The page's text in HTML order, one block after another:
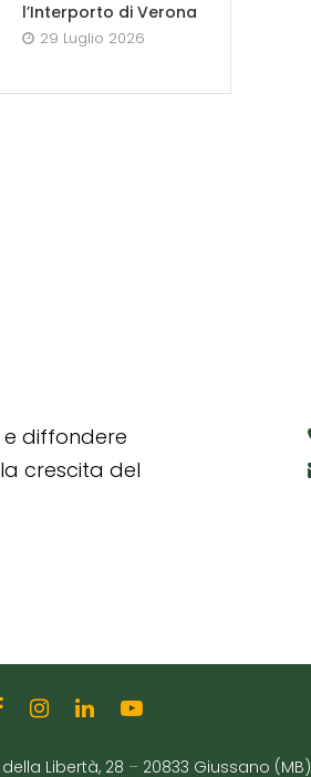
l’Interporto di Verona
29 Luglio 2026
e diffondere
crescita del
Libertà, 28 – 20833 Giussano (MB)